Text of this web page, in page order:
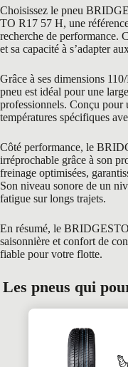
Choisissez le pneu
TO R17 57 H, une
recherche de performance.
et sa capacité à s’adapter
Grâce à ses dimensions
pneu est idéal pour une
professionnels. Conçu pour
températures spécifiques
Côté performance, le
irréprochable grâce à son
freinage optimisées,
Son niveau sonore de un
fatigue sur longs trajets.
En résumé, le
saisonnière et confort de
fiable pour votre flotte.
Les pneus qui